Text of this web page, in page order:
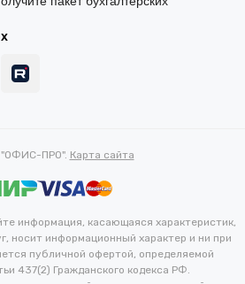
ПРО". Карта сайта
информация, касающаяся характеристик,
носит информационный характер и ни при
публичной офертой, определяемой
437(2) Гражданского кодекса РФ.